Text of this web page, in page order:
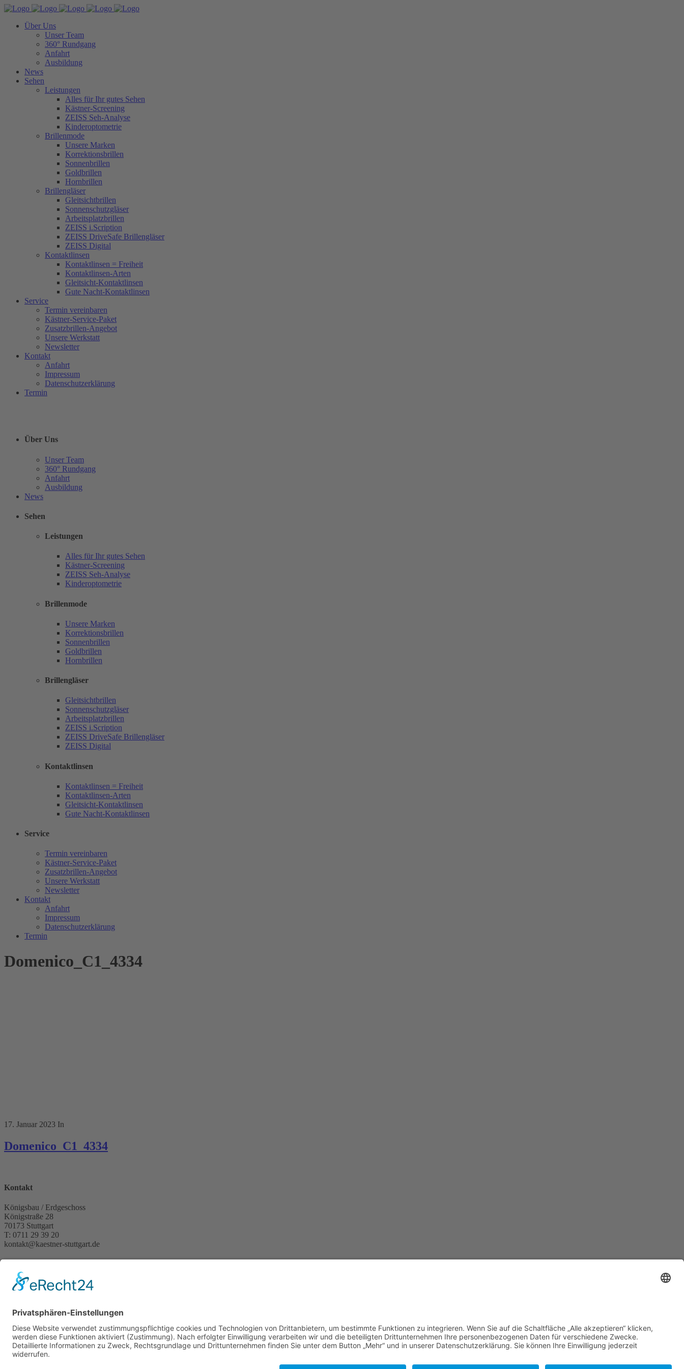
Über Uns
Unser Team
360° Rundgang
Anfahrt
Ausbildung
News
Sehen
Leistungen
Alles für Ihr gutes Sehen
Kästner-Screening
ZEISS Seh-Analyse
Kinderoptometrie
Brillenmode
Unsere Marken
Korrektionsbrillen
Sonnenbrillen
Goldbrillen
Hornbrillen
Brillengläser
Gleitsichtbrillen
Sonnenschutzgläser
Arbeitsplatzbrillen
ZEISS i.Scription
ZEISS DriveSafe Brillengläser
ZEISS Digital
Kontaktlinsen
Kontaktlinsen = Freiheit
Kontaktlinsen-Arten
Gleitsicht-Kontaktlinsen
Gute Nacht-Kontaktlinsen
Service
Termin vereinbaren
Kästner-Service-Paket
Zusatzbrillen-Angebot
Unsere Werkstatt
Newsletter
Kontakt
Anfahrt
Impressum
Datenschutzerklärung
Termin
Über Uns
Unser Team
360° Rundgang
Anfahrt
Ausbildung
News
Sehen
Leistungen
Alles für Ihr gutes Sehen
Kästner-Screening
ZEISS Seh-Analyse
Kinderoptometrie
Brillenmode
Unsere Marken
Korrektionsbrillen
Sonnenbrillen
Goldbrillen
Hornbrillen
Brillengläser
Gleitsichtbrillen
Sonnenschutzgläser
Arbeitsplatzbrillen
ZEISS i.Scription
ZEISS DriveSafe Brillengläser
ZEISS Digital
Kontaktlinsen
Kontaktlinsen = Freiheit
Kontaktlinsen-Arten
Gleitsicht-Kontaktlinsen
Gute Nacht-Kontaktlinsen
Service
Termin vereinbaren
Kästner-Service-Paket
Zusatzbrillen-Angebot
Unsere Werkstatt
Newsletter
Kontakt
Anfahrt
Impressum
Datenschutzerklärung
Termin
Domenico_C1_4334
17. Januar 2023 In
Domenico_C1_4334
Kontakt
Königsbau / Erdgeschoss
Königstraße 28
70173 Stuttgart
T: 0711 29 39 20
kontakt@kaestner-stuttgart.de
Montag bis Samstag:
10:00 Uhr – 19:00 Uhr
Pflichtangaben
Impressum
Datenschutzerklärung
Kontakt